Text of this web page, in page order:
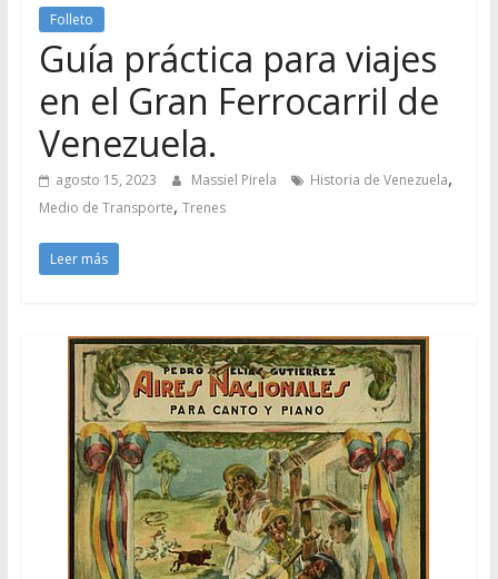
Folleto
Guía práctica para viajes
en el Gran Ferrocarril de
Venezuela.
agosto 15, 2023 Massiel Pirela Historia de Venezuela,
Medio de Transporte, Trenes
Leer más